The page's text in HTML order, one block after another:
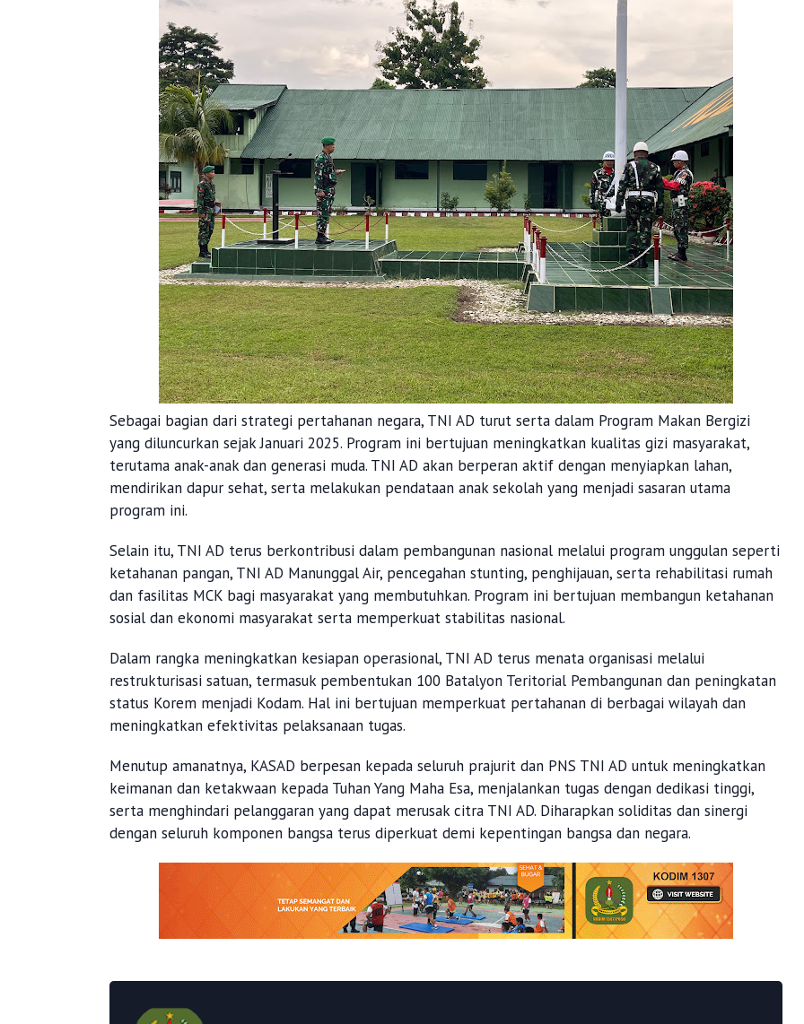
Sebagai bagian dari strategi pertahanan negara, TNI AD turut serta dalam Program Makan Bergizi
yang diluncurkan sejak Januari 2025. Program ini bertujuan meningkatkan kualitas gizi masyarakat,
terutama anak-anak dan generasi muda. TNI AD akan berperan aktif dengan menyiapkan lahan,
mendirikan dapur sehat, serta melakukan pendataan anak sekolah yang menjadi sasaran utama
program ini.
Selain itu, TNI AD terus berkontribusi dalam pembangunan nasional melalui program unggulan seperti
ketahanan pangan, TNI AD Manunggal Air, pencegahan stunting, penghijauan, serta rehabilitasi rumah
dan fasilitas MCK bagi masyarakat yang membutuhkan. Program ini bertujuan membangun ketahanan
sosial dan ekonomi masyarakat serta memperkuat stabilitas nasional.
Dalam rangka meningkatkan kesiapan operasional, TNI AD terus menata organisasi melalui
restrukturisasi satuan, termasuk pembentukan 100 Batalyon Teritorial Pembangunan dan peningkatan
status Korem menjadi Kodam. Hal ini bertujuan memperkuat pertahanan di berbagai wilayah dan
meningkatkan efektivitas pelaksanaan tugas.
Menutup amanatnya, KASAD berpesan kepada seluruh prajurit dan PNS TNI AD untuk meningkatkan
keimanan dan ketakwaan kepada Tuhan Yang Maha Esa, menjalankan tugas dengan dedikasi tinggi,
serta menghindari pelanggaran yang dapat merusak citra TNI AD. Diharapkan soliditas dan sinergi
dengan seluruh komponen bangsa terus diperkuat demi kepentingan bangsa dan negara.